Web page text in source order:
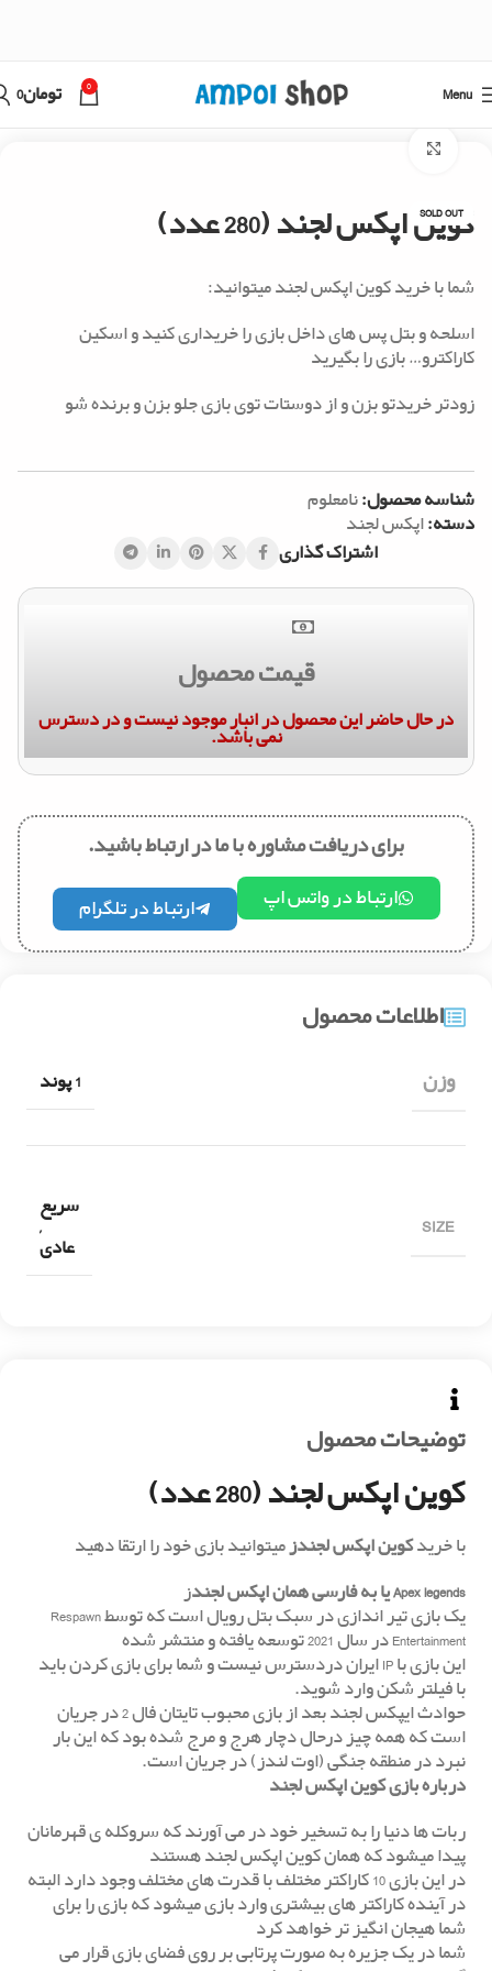
Menu
0 تومان0
SOLD OUT
کوین اپکس لجند (280 عدد)
شما با خرید کوین اپکس لجند میتوانید:
اسلحه و بتل پس های داخل بازی را خریداری کنید و اسکین
کاراکترو… بازی را بگیرید
زودتر خریدتو بزن و از دوستات توی بازی جلو بزن و برنده شو
شناسه محصول:نامعلوم
دسته:اپکس لجند
اشتراک گذاری
قیمت محصول
در حال حاضر این محصول در انبار موجود نیست و در دسترس
نمی باشد.
برای دریافت مشاوره با ما در ارتباط باشید.
ارتباط در واتس اپ ارتباط در تلگرام
توضیحات محصول
کوین اپکس لجند (280 عدد)
با خریدکوین اپکس لجندزمیتوانید بازی خود را ارتقا دهید
Apex legends یا به فارسی همان اپکس لجند
ز
یک بازی تیر اندازی در سبک بتل رویال است که توسط Respawn
Entertainment در سال 2021 توسعه یافته و منتشر شده
این بازی با IP ایران دردسترس نیست و شما برای بازی کردن باید
با فیلتر شکن وارد شوید.
حوادث ایپکس لجند بعد از بازی محبوب تایتان فال 2 در جریان
است که همه چیز درحال دچار هرج و مرج شده بود که این بار
نبرد در منطقه جنگی (اوت لندز) در جریان است.
درباره بازی کوین اپکس لجند
ربات ها دنیا را به تسخیر خود در می آورند که سروکله ی قهرمانان
پیدا میشود که همان کوین اپکس لجند هستند
در این بازی 10 کاراکتر مختلف با قدرت های مختلف وجود دارد البته
در آینده کاراکتر های بیشتری وارد بازی میشود که بازی را برای
شما هیجان انگیز تر خواهد کرد
شما در یک جزیره به صورت پرتابی بر روی فضای بازی قرار می
اطلاعات محصول
وزن 1 پوند
SIZE
سریع
,
عادی